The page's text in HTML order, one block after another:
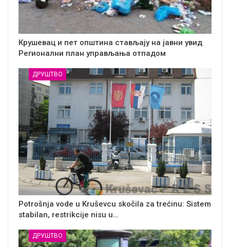
Крушевац и пет општина стављају на јавни увид
Регионални план управљања отпадом
ДРУШТВО
Potrošnja vode u Kruševcu skočila za trećinu: Sistem
stabilan, restrikcije nisu u…
ДРУШТВО